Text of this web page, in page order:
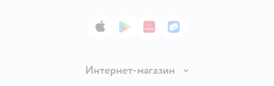
App StoreGoogle Play
AppGallery
RuStore
Интернет-магазин